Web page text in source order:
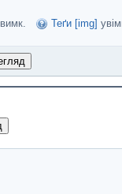
вимк. Теґи [img]